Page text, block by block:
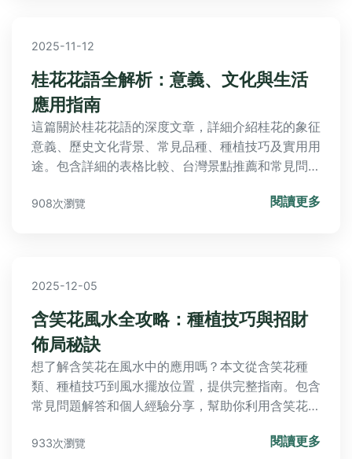
2025-11-12
桂花花語全解析：意義、文化與生活
應用指南
這篇關於桂花花語的深度文章，詳細介紹桂花的象征
意義、歷史文化背景、常見品種、種植技巧及實用用
途。包含詳細的表格比較、台灣景點推薦和常見問
義。
908次瀏覽 閱讀更多
2025-12-05
含笑花風水全攻略：種植技巧與招財
佈局秘訣
想了解含笑花在風水中的應用嗎？本文從含笑花種
類、種植技巧到風水擺放位置，提供完整指南。包含
常見問題解答和個人經驗分享，幫助你利用含笑花提
933次瀏覽 閱讀更多